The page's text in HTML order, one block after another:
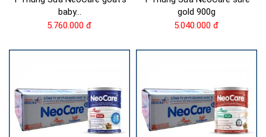
baby...
5.760.000 đ
gold 900g
5.040.000 đ